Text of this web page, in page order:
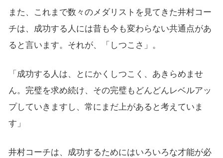
また、これまで数々のメダリストを見てきた井村コー
チは、成功する人には昔も今も変わらない共通点があ
ると言います。それが、「しつこさ」。
「成功する人は、とにかくしつこく、あきらめませ
ん。完璧を求め続け、その完璧もどんどんレベルアッ
プしていきますし、常にまだ上があると考えていま
す」
井村コーチは、成功するためにはいろいろな才能が必